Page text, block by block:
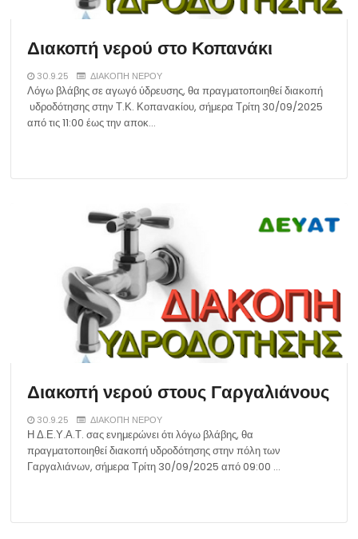
Διακοπή νερού στο Κοπανάκι
30.9.25 ΔΙΑΚΟΠΗ ΝΕΡΟΥ
Λόγω βλάβης σε αγωγό ύδρευσης, θα πραγματοποιηθεί διακοπή
υδροδότησης στην Τ.Κ. Κοπανακίου, σήμερα Τρίτη 30/09/2025
από τις 11:00 έως την αποκ…
Διακοπή νερού στους Γαργαλιάνους
30.9.25 ΔΙΑΚΟΠΗ ΝΕΡΟΥ
Η Δ.Ε.Υ.Α.Τ. σας ενημερώνει ότι λόγω βλάβης, θα
πραγματοποιηθεί διακοπή υδροδότησης στην πόλη των
Γαργαλιάνων, σήμερα Τρίτη 30/09/2025 από 09:00 …